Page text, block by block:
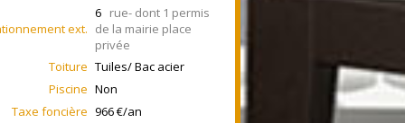
ext.
6 rue- dont 1 permis
de la mairie place
privée
Toiture Tuiles/ Bac acier
Piscine Non
Taxe foncière 966 €/an